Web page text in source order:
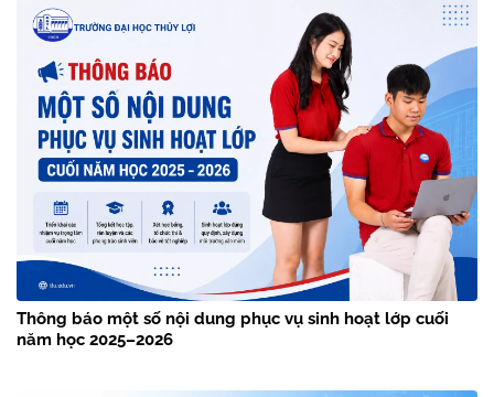
Thông báo một số nội dung phục vụ sinh hoạt lớp cuối
năm học 2025–2026